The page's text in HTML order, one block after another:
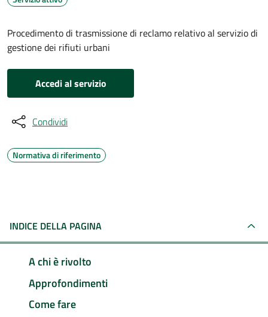
Procedimento di trasmissione di reclamo relativo al servizio di
gestione dei rifiuti urbani
Accedi al servizio
Condividi
Normativa di riferimento
INDICE DELLA PAGINA
A chi è rivolto
Approfondimenti
Come fare